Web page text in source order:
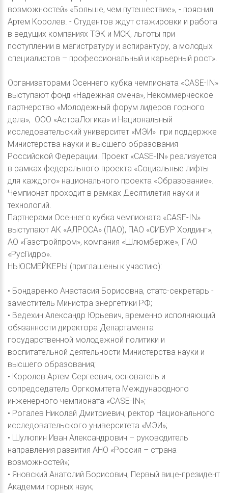
возможностей» «Больше, чем путешествие», - пояснил
Артем Королев. - Студентов ждут стажировки и работа
в ведущих компаниях ТЭК и МСК, льготы при
поступлении в магистратуру и аспирантуру, а молодых
специалистов – профессиональный и карьерный рост».
Организаторами Осеннего кубка чемпионата «CASE-IN»
выступают фонд «Надежная смена», Некоммерческое
партнерство «Молодежный форум лидеров горного
дела», ООО «АстраЛогика» и Национальный
исследовательский университет «МЭИ» при поддержке
Министерства науки и высшего образования
Российской Федерации. Проект «CASE-IN» реализуется
в рамках федерального проекта «Социальные лифты
для каждого» национального проекта «Образование».
Чемпионат проходит в рамках Десятилетия науки и
технологий.
Партнерами Осеннего кубка чемпионата «CASE-IN»
выступают АК «АЛРОСА» (ПАО), ПАО «СИБУР Холдинг»,
АО «Газстройпром», компания «Шлюмберже», ПАО
«РусГидро».
НЬЮСМЕЙКЕРЫ (приглашены к участию):
• Бондаренко Анастасия Борисовна, статс-секретарь -
заместитель Министра энергетики РФ;
• Ведехин Александр Юрьевич, временно исполняющий
обязанности директора Департамента
государственной молодежной политики и
воспитательной деятельности Министерства науки и
высшего образования;
• Королев Артем Сергеевич, основатель и
сопредседатель Оргкомитета Международного
инженерного чемпионата «CASE-IN»;
• Рогалев Николай Дмитриевич, ректор Национального
исследовательского университета «МЭИ»;
• Шулюпин Иван Александрович – руководитель
направления развития АНО «Россия – страна
возможностей»;
• Яновский Анатолий Борисович, Первый вице-президент
Академии горных наук;